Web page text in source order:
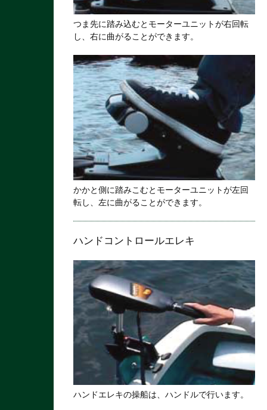
つま先に踏み込むとモーターユニットが右回転
し、右に曲がることができます。
かかと側に踏みこむとモーターユニットが左回
転し、左に曲がることができます。
ハンドコントロールエレキ
ハンドエレキの操船は、ハンドルで行います。